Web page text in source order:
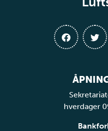
hverdager